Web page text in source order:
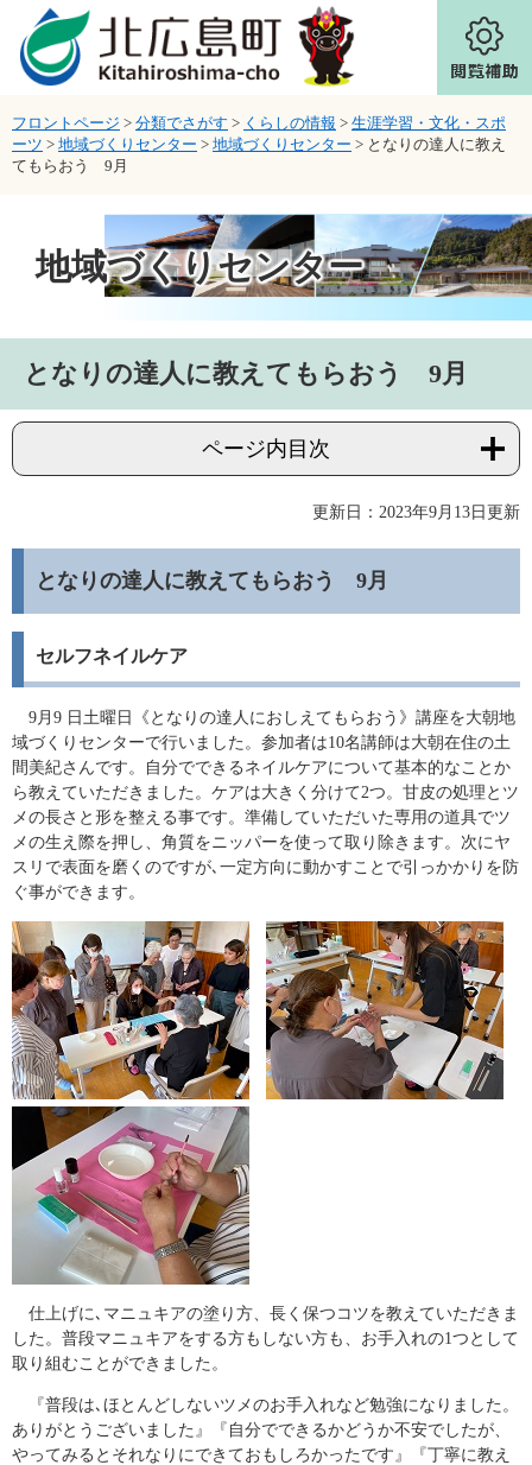
ページの先頭です。
メニューを飛ばして本文へ
フロントページ > 分類でさがす > くらしの情報 > 生涯学習・文化・スポ
ーツ > 地域づくりセンター > 地域づくりセンター > となりの達人に教え
てもらおう 9月
地域づくりセンター
となりの達人に教えてもらおう 9月
ページ内目次
更新日：2023年9月13日更新
となりの達人に教えてもらおう 9月
セルフネイルケア
9月9 日土曜日《となりの達人におしえてもらおう》講座を大朝地
域づくりセンターで行いました。参加者は10名講師は大朝在住の土
間美紀さんです。自分でできるネイルケアについて基本的なことか
ら教えていただきました。ケアは大きく分けて2つ。甘皮の処理とツ
メの長さと形を整える事です。準備していただいた専用の道具でツ
メの生え際を押し、角質をニッパーを使って取り除きます。次にヤ
スリで表面を磨くのですが､一定方向に動かすことで引っかかりを防
ぐ事ができます。
仕上げに､マニュキアの塗り方、長く保つコツを教えていただきま
した。普段マニュキアをする方もしない方も、お手入れの1つとして
取り組むことができました。
『普段は､ほとんどしないツメのお手入れなど勉強になりました。
ありがとうございました』『自分でできるかどうか不安でしたが、
やってみるとそれなりにできておもしろかったです』『丁寧に教え